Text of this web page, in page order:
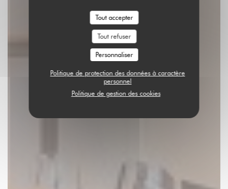
Tout accepter
Tout refuser
Personnaliser
Politique de protection des données à caractère
personnel
Politique de gestion des cookies